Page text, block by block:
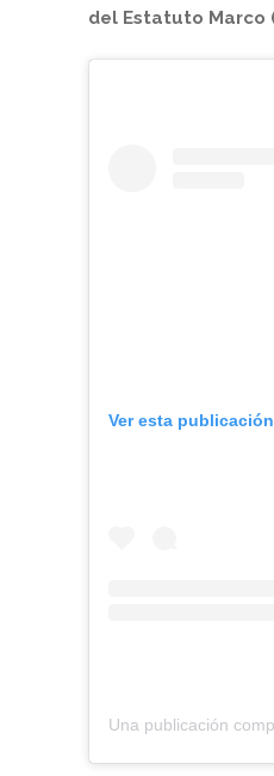
del Estatuto Marco
Ver esta